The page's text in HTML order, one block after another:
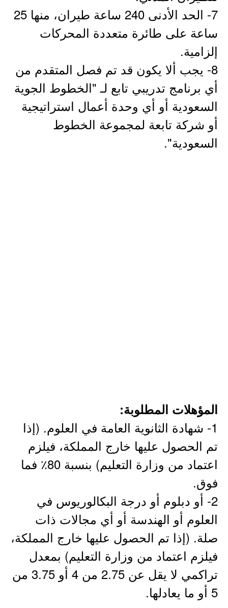
7- الحد الأدنى 240 ساعة طيران، منها 25
ساعة على طائرة متعددة المحركات
إلزامية.
8- يجب ألا يكون قد تم فصل المتقدم من
أي برنامج تدريبي تابع لـ "الخطوط الجوية
السعودية أو أي وحدة أعمال استراتيجية
أو شركة تابعة لمجموعة الخطوط
السعودية".
المؤهلات المطلوبة:
1- شهادة الثانوية العامة في العلوم. (إذا
تم الحصول عليها خارج المملكة، فيلزم
اعتماد من وزارة التعليم) بنسبة 80٪ فما
فوق.
2- أو دبلوم أو درجة البكالوريوس في
العلوم أو الهندسة أو أي مجالات ذات
صلة. (إذا تم الحصول عليها خارج المملكة،
فيلزم اعتماد من وزارة التعليم) بمعدل
تراكمي لا يقل عن 2.75 من 4 أو 3.75 من
5 أو ما يعادلها.